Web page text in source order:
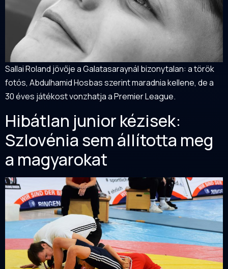
Sallai Roland jövője a Galatasaraynál bizonytalan: a török
fotós, Abdulhamid Hosbas szerint maradnia kellene, de a
30 éves játékost vonzhatja a Premier League.
Hibátlan junior kézisek:
Szlovénia sem állította meg
a magyarokat